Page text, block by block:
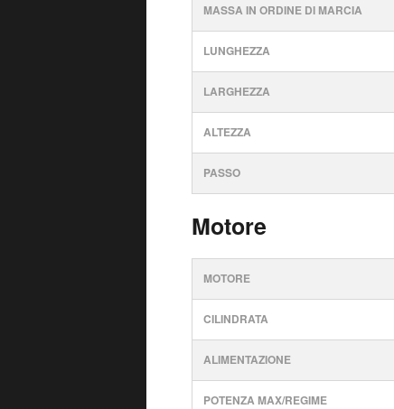
MASSA IN ORDINE DI MARCIA
LUNGHEZZA
LARGHEZZA
ALTEZZA
PASSO
Motore
MOTORE
CILINDRATA
ALIMENTAZIONE
POTENZA MAX/REGIME